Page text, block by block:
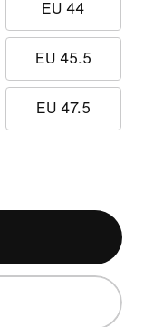
EU 44
EU 45.5
EU 47.5